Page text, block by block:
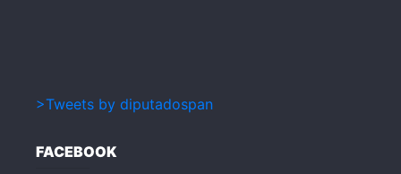
>Tweets by diputadospan
FACEBOOK